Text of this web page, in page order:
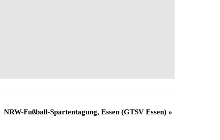
NRW-Fußball-Spartentagung, Essen (GTSV Essen) »